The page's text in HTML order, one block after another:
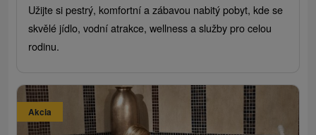
Užijte si pestrý, komfortní a zábavou nabitý pobyt, kde se
skvělé jídlo, vodní atrakce, wellness a služby pro celou
rodinu.
Akcia